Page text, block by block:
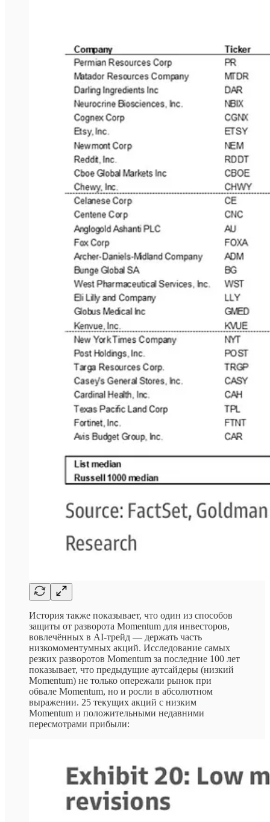
История также показывает, что один из способов
защиты от разворота Momentum для инвесторов,
вовлечённых в AI-трейд — держать часть
низкомоментумных акций. Исследование самых
резких разворотов Momentum за последние 100 лет
показывает, что предыдущие аутсайдеры (низкий
Momentum) не только опережали рынок при
обвале Momentum, но и росли в абсолютном
выражении. 25 текущих акций с низким
Momentum и положительными недавними
пересмотрами прибыли: